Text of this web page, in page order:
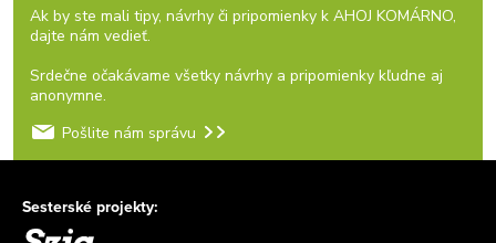
Ak by ste mali tipy, návrhy či pripomienky k AHOJ KOMÁRNO,
dajte nám vedieť.
Srdečne očakávame všetky návrhy a pripomienky kľudne aj
anonymne.
Pošlite nám správu
Sesterské projekty: